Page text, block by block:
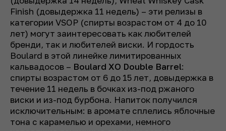
Finish (довыдержка 11 недель) – эти релизы в
категории VSOP (спирты возрастом от 4 до 10
лет) могут заинтересовать как любителей
бренди, так и любителей виски. И гордость
Boulard в этой линейке лимитированных
кальвадосов – Boulard XO Double Barrel:
спирты возрастом от 6 до 15 лет, довыдержка в
течение 11 недель в бочках из-под ржаного
виски и из-под бурбона. Напиток получился
исключительным: в аромате сплелись яблочные
тона с карамелью и орехами, немного